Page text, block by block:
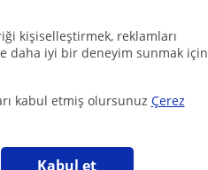
kişiselleştirmek, reklamları
daha iyi bir deneyim sunmak için
kabul etmiş olursunuz Çerez
Kabul et